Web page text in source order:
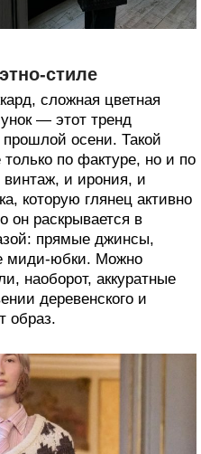
стиле
сложная цветная
— этот тренд
осени. Такой
по фактуре, но и по
и ирония, и
которую глянец активно
он раскрывается в
прямые джинсы,
миди-юбки. Можно
наоборот, аккуратные
деревенского и
образ.